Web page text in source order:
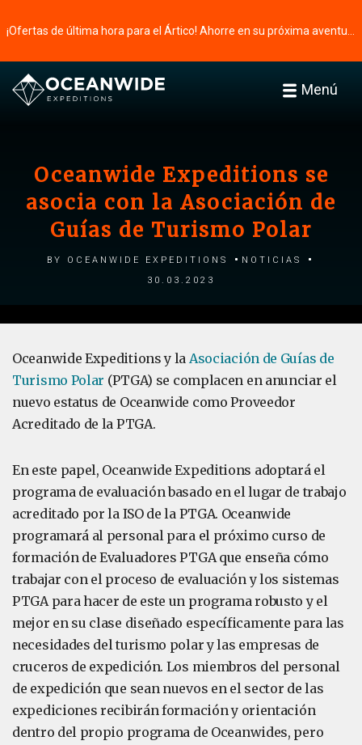
Menú
Oceanwide Expeditions se
asocia con la Asociación de
Guías de Turismo Polar
by Oceanwide Expeditions
Noticias
30.03.2023
Oceanwide Expeditions y la Asociación de Guías de
Turismo Polar (PTGA) se complacen en anunciar el
nuevo estatus de Oceanwide como Proveedor
Acreditado de la PTGA.
En este papel, Oceanwide Expeditions adoptará el
programa de evaluación basado en el lugar de trabajo
acreditado por la ISO de la PTGA. Oceanwide
programará al personal para el próximo curso de
formación de Evaluadores PTGA que enseña cómo
trabajar con el proceso de evaluación y los sistemas
PTGA para hacer de este un programa robusto y el
mejor en su clase diseñado específicamente para las
necesidades del turismo polar y las empresas de
cruceros de expedición. Los miembros del personal
de expedición que sean nuevos en el sector de las
expediciones recibirán formación y orientación
dentro del propio programa de Oceanwides, pero